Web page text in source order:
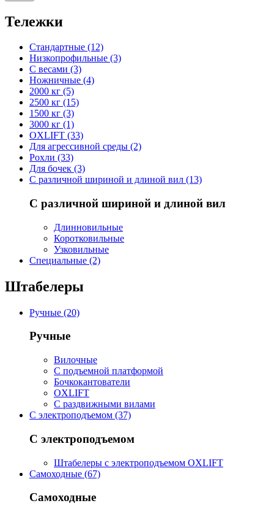
Тележки
Стандартные (12)
Низкопрофильные (3)
С весами (3)
Ножничные (4)
2000 кг (5)
2500 кг (15)
1500 кг (3)
3000 кг (1)
OXLIFT (33)
Для агрессивной среды (2)
Рохли (33)
Для бочек (3)
С различной шириной и длиной вил (13)
С различной шириной и длиной вил
Длинновильные
Коротковильные
Узковильные
Cпециальные (2)
Штабелеры
Ручные (20)
Ручные
Вилочные
С подъемной платформой
Бочкокантователи
OXLIFT
С раздвижными вилами
С электроподъемом (37)
С электроподъемом
Штабелеры с электроподъемом OXLIFT
Самоходные (67)
Самоходные